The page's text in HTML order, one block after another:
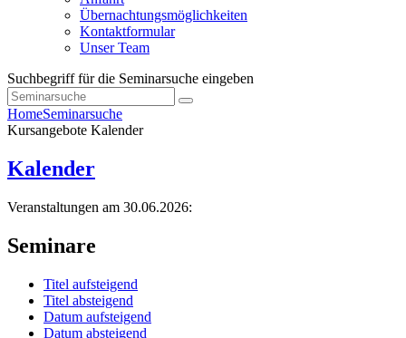
Übernachtungsmöglichkeiten
Kontaktformular
Unser Team
Suchbegriff für die Seminarsuche eingeben
HomeSeminarsuche
Kursangebote Kalender
Kalender
Veranstaltungen am 30.06.2026:
Seminare
Titel aufsteigend
Titel absteigend
Datum aufsteigend
Datum absteigend